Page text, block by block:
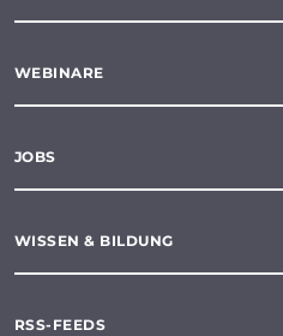
WEBINARE
JOBS
WISSEN & BILDUNG
RSS-FEEDS